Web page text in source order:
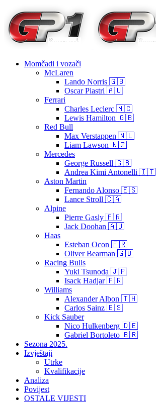
Momčadi i vozači
McLaren
Lando Norris 🇬🇧
Oscar Piastri 🇦🇺
Ferrari
Charles Leclerc 🇲🇨
Lewis Hamilton 🇬🇧
Red Bull
Max Verstappen 🇳🇱
Liam Lawson 🇳🇿
Mercedes
George Russell 🇬🇧
Andrea Kimi Antonelli 🇮🇹
Aston Martin
Fernando Alonso 🇪🇸
Lance Stroll 🇨🇦
Alpine
Pierre Gasly 🇫🇷
Jack Doohan 🇦🇺
Haas
Esteban Ocon 🇫🇷
Oliver Bearman 🇬🇧
Racing Bulls
Yuki Tsunoda 🇯🇵
Isack Hadjar 🇫🇷
Williams
Alexander Albon 🇹🇭
Carlos Sainz 🇪🇸
Kick Sauber
Nico Hulkenberg 🇩🇪
Gabriel Bortoleto 🇧🇷
Sezona 2025.
Izvještaji
Utrke
Kvalifikacije
Analiza
Povijest
OSTALE VIJESTI